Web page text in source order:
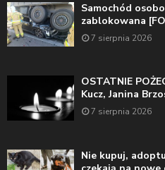
Samochód
zablokowana
7 sierpnia 2026
OSTATNIE
Kucz, Janina
7 sierpnia 2026
Nie kupuj,